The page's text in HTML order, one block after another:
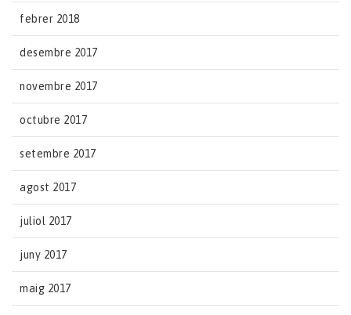
febrer 2018
desembre 2017
novembre 2017
octubre 2017
setembre 2017
agost 2017
juliol 2017
juny 2017
maig 2017